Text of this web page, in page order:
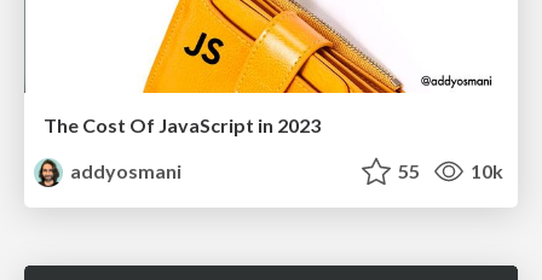
The Cost Of JavaScript in 2023
addyosmani
55 10k